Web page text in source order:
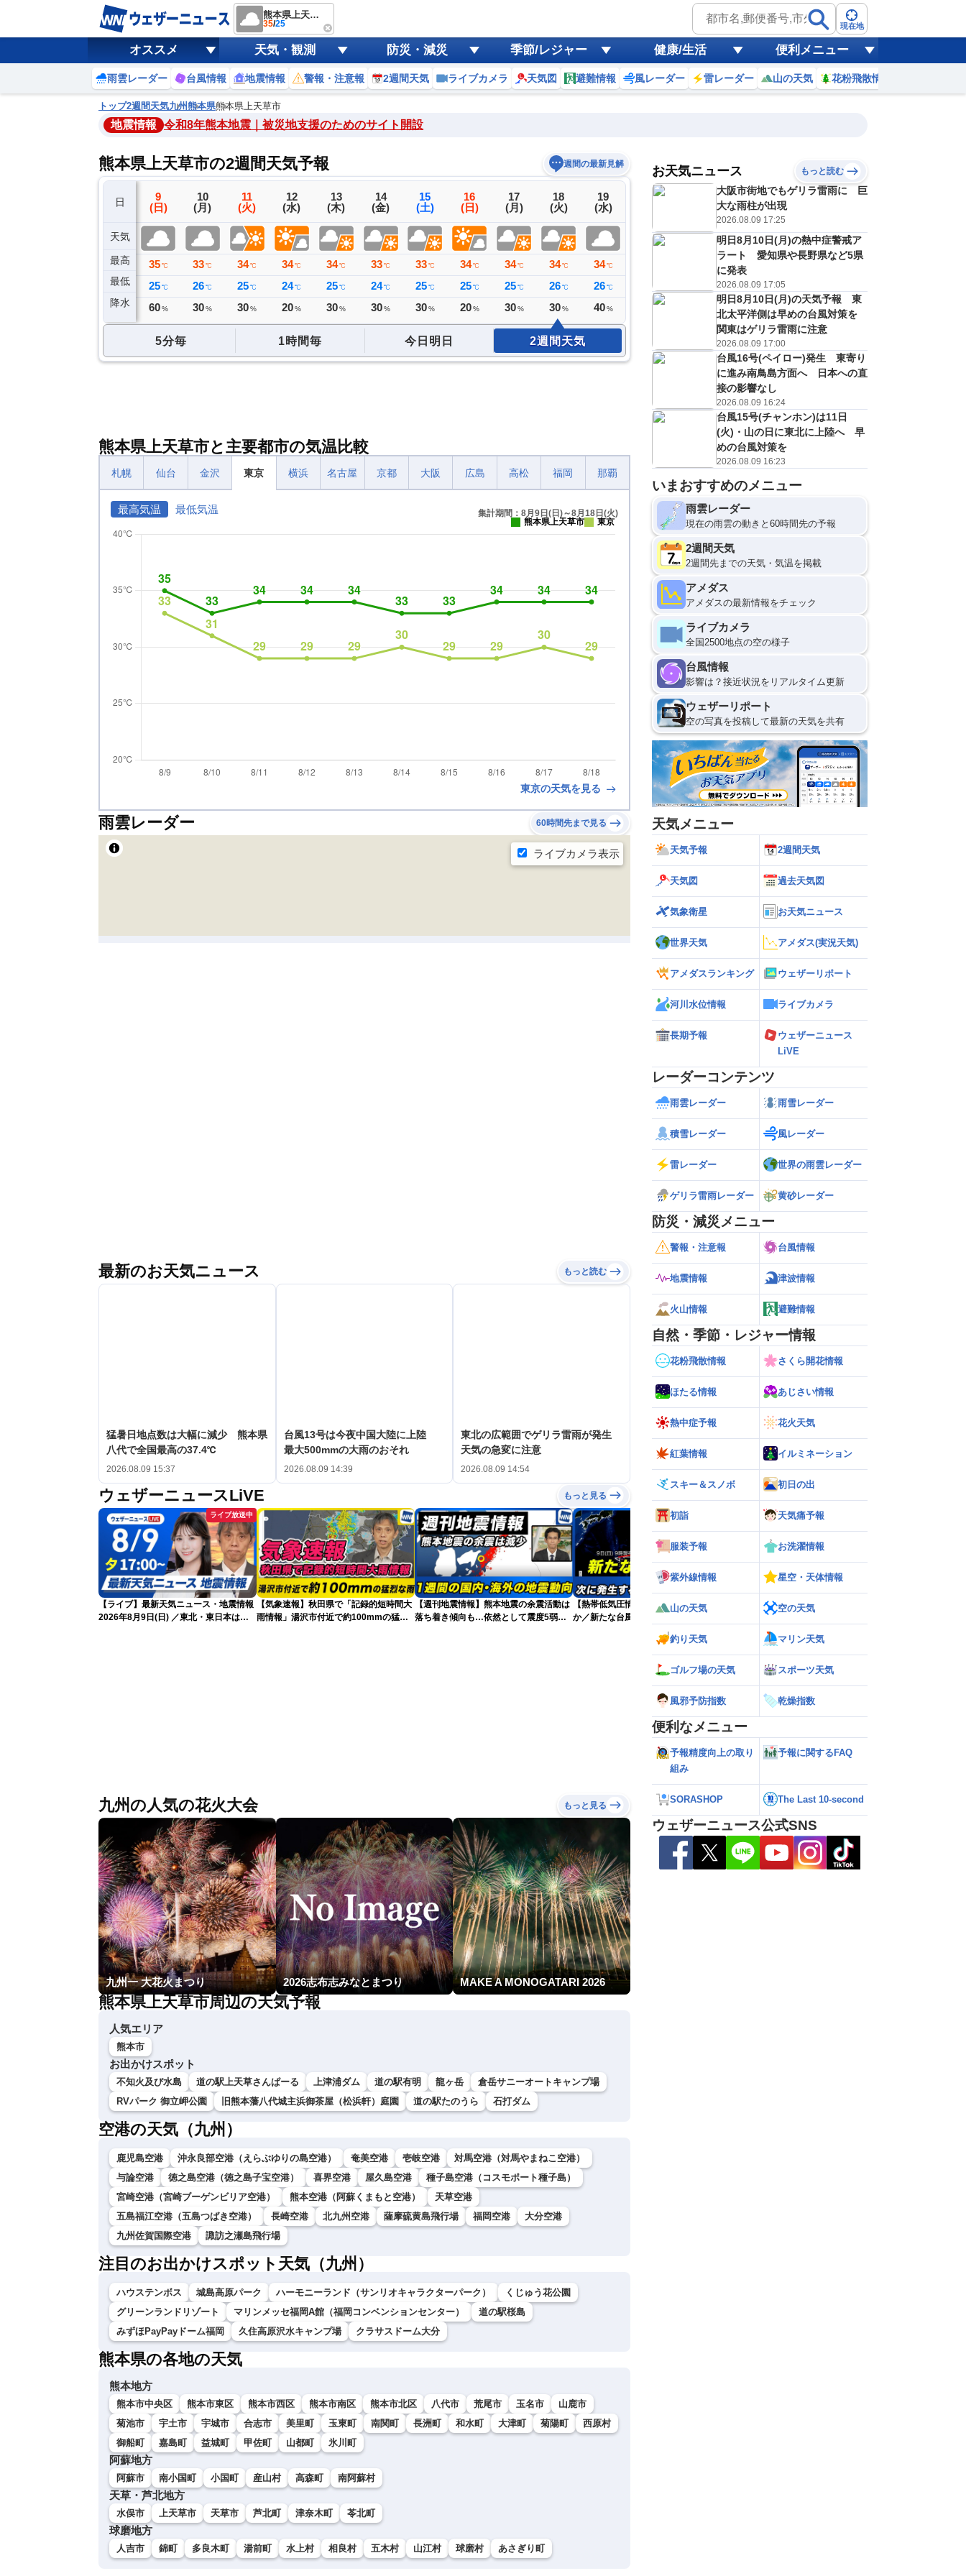
熊本県上天草市
35/25 現在地
オススメ 天気・観測 防災・減災 季節/レジャー 健康/生活 便利メニュー
雨雲レーダー 台風情報 地震情報 警報・注意報 2週間天気 ライブカメラ 天気図 避難情報 風レーダー 雷レーダー 山の天気 花粉飛散情報
トップ2週間天気九州熊本県熊本県上天草市
地震情報 令和8年熊本地震｜被災地支援のためのサイト開設
熊本県上天草市の2週間天気予報 週間の最新見解
日
天気
最高
最低
降水
8
(土)
35℃
25℃
ミリ
9
(日)
35 ℃
25 ℃
60 %
10
(月)
33 ℃
26 ℃
30 %
11
(火)
34℃
25 ℃
30 %
12
(水)
34℃
24℃
20 %
13
(木)
34℃
25℃
30%
14
(金)
33℃
24℃
30%
15
(土)
33℃
25℃
30%
16
(日)
34℃
25℃
20%
17
(月)
34 ℃
25 ℃
30 %
18
(火)
34 ℃
26 ℃
30 %
19
(水)
34 ℃
26 ℃
40 %
20
℃
22
(土)
E
35℃
26℃
40%
23
(日)
E
34
26℃
40%
B
C
D
？
5分毎 1時間毎 今日明日 2週間天気
熊本県上天草市と主要都市の気温比較
札幌 仙台 金沢 東京 横浜 名古屋 京都 大阪 広島 高松 福岡 那覇
最高気温 最低気温
集計期間：8月9日(日)～8月18日(火)
熊本県上天草市
東京
東京の天気を見る
雨雲レーダー 60時間先まで見る
最新のお天気ニュース もっと読む
猛暑日地点数は大幅に減少 熊本県
八代で全国最高の37.4℃
2026.08.09 15:37
台風13号は今夜中国大陸に上陸
最大500mmの大雨のおそれ
2026.08.09 14:39
東北の広範囲でゲリラ雷雨が発生
天気の急変に注意
2026.08.09 14:54
ウェザーニュースLiVE もっと見る
ライブ放送中
【ライブ】最新天気ニュース・地震情報
2026年8月9日(日) ／東北・東日本は急
【気象速報】秋田県で「記録的短時間大
雨情報」湯沢市付近で約100mmの猛烈
【週刊地震情報】熊本地震の余震活動は
落ち着き傾向も…依然として震度5弱警
【熱帯低気圧情報 2026】台風16号発生
か／新たな台風発生予想 今後の進路と日
本への影響は？(9日 12時更新)
【ゲリラ雷雨情報】東北〜中国地方の広
い範囲で急な雷雨に警戒
九州の人気の花火大会 もっと見る
九州一 大花火まつり 2026志布志みなとまつり MAKE A MONOGATARI 2026
熊本県上天草市周辺の天気予報
人気エリア
熊本市
お出かけスポット
不知火及び水島 道の駅上天草さんぱーる 上津浦ダム 道の駅有明 龍ヶ岳
倉岳サニーオートキャンプ場
RVパーク 御立岬公園
旧熊本藩八代城主浜御茶屋（松浜軒）庭園 道の駅たのうら 石打ダム
空港の天気（九州）
鹿児島空港 沖永良部空港（えらぶゆりの島空港） 奄美空港 壱岐空港
対馬空港（対馬やまねこ空港）
与論空港
徳之島空港（徳之島子宝空港） 喜界空港 屋久島空港
種子島空港（コスモポート種子島）
宮崎空港（宮崎ブーゲンビリア空港）
熊本空港（阿蘇くまもと空港）
天草空港
五島福江空港（五島つばき空港）
長崎空港 北九州空港 薩摩硫黄島飛行場 福岡空港
大分空港
九州佐賀国際空港
諏訪之瀬島飛行場
注目のお出かけスポット天気（九州）
ハウステンボス 城島高原パーク ハーモニーランド（サンリオキャラクターパーク）
くじゅう花公園
グリーンランドリゾート
マリンメッセ福岡A館（福岡コンベンションセンター）
道の駅桜島
みずほPayPayドーム福岡
久住高原沢水キャンプ場 クラサスドーム大分
熊本県の各地の天気
熊本地方
熊本市中央区 熊本市東区 熊本市西区 熊本市南区 熊本市北区 八代市 荒尾市 玉名市
山鹿市
菊池市
宇土市 宇城市 合志市 美里町 玉東町 南関町 長洲町 和水町 大津町 菊陽町
西原村
御船町
嘉島町 益城町 甲佐町 山都町 氷川町
阿蘇地方
阿蘇市 南小国町 小国町 産山村 高森町 南阿蘇村
天草・芦北地方
水俣市 上天草市 天草市 芦北町 津奈木町 苓北町
球磨地方
人吉市 錦町 多良木町 湯前町 水上村 相良村 五木村 山江村 球磨村 あさぎり町
お天気ニュース もっと読む
大阪市街地でもゲリラ雷雨に 巨
大な雨柱が出現
2026.08.09 17:25
明日8月10日(月)の熱中症警戒ア
ラート 愛知県や長野県など5県
に発表
2026.08.09 17:05
明日8月10日(月)の天気予報 東
北太平洋側は早めの台風対策を
関東はゲリラ雷雨に注意
2026.08.09 17:00
台風16号(ペイロー)発生 東寄り
に進み南鳥島方面へ 日本への直
接の影響なし
2026.08.09 16:24
台風15号(チャンホン)は11日
(火)・山の日に東北に上陸へ 早
めの台風対策を
2026.08.09 16:23
いまおすすめのメニュー
雨雲レーダー
現在の雨雲の動きと60時間先の予報
2週間天気
2週間先までの天気・気温を掲載
アメダス
アメダスの最新情報をチェック
ライブカメラ
全国2500地点の空の様子
台風情報
影響は？接近状況をリアルタイム更新
ウェザーリポート
空の写真を投稿して最新の天気を共有
天気メニュー
天気予報 2週間天気
天気図 過去天気図
気象衛星 お天気ニュース
世界天気 アメダス(実況天気)
アメダスランキング ウェザーリポート
河川水位情報 ライブカメラ
長期予報
ウェザーニュース
LiVE
レーダーコンテンツ
雨雲レーダー 雨雪レーダー
積雪レーダー 風レーダー
雷レーダー 世界の雨雲レーダー
ゲリラ雷雨レーダー 黄砂レーダー
防災・減災メニュー
警報・注意報 台風情報
地震情報 津波情報
火山情報 避難情報
自然・季節・レジャー情報
花粉飛散情報 さくら開花情報
ほたる情報 あじさい情報
熱中症予報 花火天気
紅葉情報 イルミネーション
スキー＆スノボ 初日の出
初詣 天気痛予報
服装予報 お洗濯情報
紫外線情報 星空・天体情報
山の天気 空の天気
釣り天気 マリン天気
ゴルフ場の天気 スポーツ天気
風邪予防指数 乾燥指数
便利なメニュー
予報精度向上の取り
組み
予報に関するFAQ
SORASHOP The Last 10-second
ウェザーニュース公式SNS